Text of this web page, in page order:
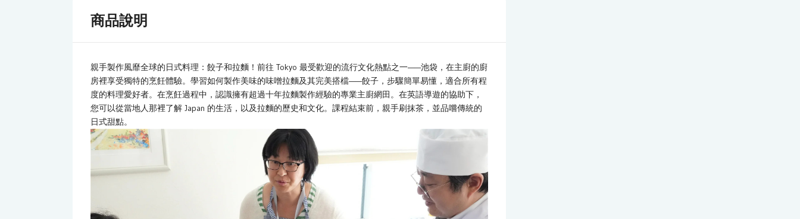
商品說明
親手製作風靡全球的日式料理：餃子和拉麵！前往 Tokyo 最受歡迎的流行文化熱點之一——池袋，在主廚的廚
房裡享受獨特的烹飪體驗。學習如何製作美味的味噌拉麵及其完美搭檔——餃子，步驟簡單易懂，適合所有程
度的料理愛好者。在烹飪過程中，認識擁有超過十年拉麵製作經驗的專業主廚網田。在英語導遊的協助下，
您可以從當地人那裡了解 Japan 的生活，以及拉麵的歷史和文化。課程結束前，親手刷抹茶，並品嚐傳統的
日式甜點。